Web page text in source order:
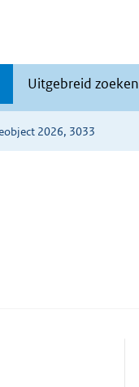
Uitgebreid zoeken
2026, 3033